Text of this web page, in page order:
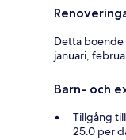
Detta
januari,
Barn- och
Tillgång
25.0 per